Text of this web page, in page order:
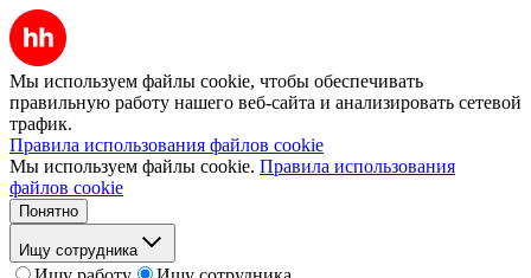
Мы используем файлы cookie, чтобы обеспечивать
правильную работу нашего веб-сайта и анализировать сетевой
трафик.
Правила использования файлов cookie
Мы используем файлы cookie. Правила использования
файлов cookie
Понятно
Ищу сотрудника